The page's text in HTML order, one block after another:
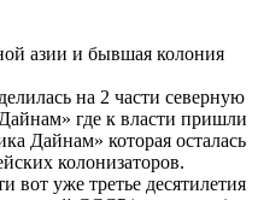
азии и бывшая колония
на 2 части северную
где к власти пришли
Дайнам» которая осталась
колонизаторов.
вот уже третье десятилетия